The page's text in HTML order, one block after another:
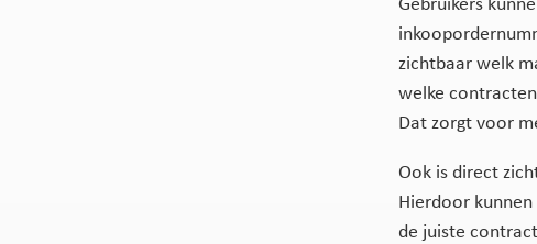
Gebruikers
zichtbaar welk
welke
Dat zorgt voor
Ook is direct
Hierdoor
de juiste